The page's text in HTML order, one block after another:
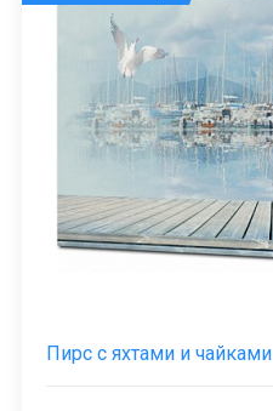
Пирс с яхтами и чайками